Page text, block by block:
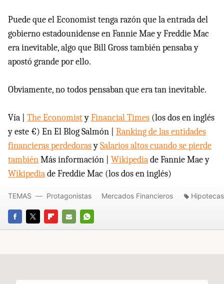
Puede que el Economist tenga razón que la entrada del
gobierno estadounidense en Fannie Mae y Freddie Mac
era inevitable, algo que Bill Gross también pensaba y
apostó grande por ello.
Obviamente, no todos pensaban que era tan inevitable.
Vía | The EconomistyFinancial Times (los dos en inglés
y este €) En El Blog Salmón | Ranking de las entidades
financieras perdedorasySalarios altos cuando se pierde
tambiénMás información | Wikipediade Fannie Mae y
Wikipediade Freddie Mac (los dos en inglés)
FACEBOOK
TWITTERFLIPBOARD
E-
WHATSAPP
TEMAS Protagonistas Mercados Financieros Hipotecas